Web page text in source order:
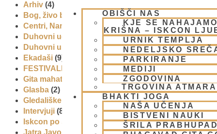
OBIŠČI NAS
KJE SE
KRIŠNA – ISKCON
URNIK TEMPLJA
NEDELJSKO
PARKIRANJE
MEDIJI
ZGODOVINA
TRGOVINA
BHAKTI JOGA
NAŠA UČENJA
BISTVENI NAUKI
ŠRILA
Arhiv (4)
Bog, živo bitje in narava(17)
Centri, Nama hatte in sange po Sloveniji(1)
Duhovni učitelj – Šrila Prabhupada(9)
Duhovni umik
Ekadaši (9)
FESTIVALI
Gita mahatmja
Glasba (2)
Gledališke igre
Intervjuji (8)
Iskcon po svetu